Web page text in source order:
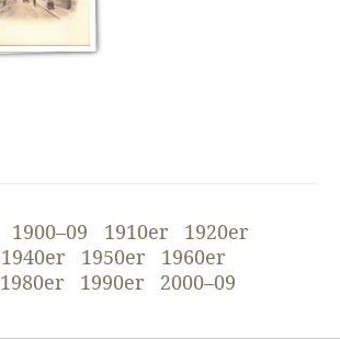
1900–09 1910er
1920er
1940er 1950er
1960er
1980er 1990er 2000–09